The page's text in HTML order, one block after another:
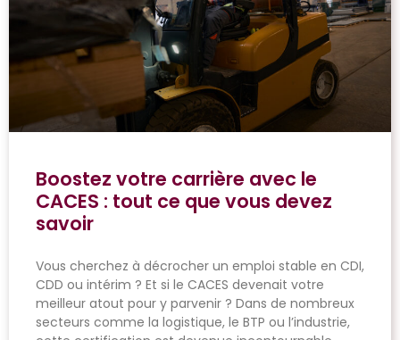
Boostez votre carrière avec le
CACES : tout ce que vous devez
savoir
Vous cherchez à décrocher un emploi stable en CDI,
CDD ou intérim ? Et si le CACES devenait votre
meilleur atout pour y parvenir ? Dans de nombreux
secteurs comme la logistique, le BTP ou l’industrie,